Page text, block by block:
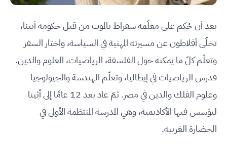
بعد أن حُكم على معلّمه سقراط بالموت من قبل حكومة أثينا،
تخلّى أفلاطون عن مسيرته المهنية في السياسة، واختار السفر
وتعلّم كلّ ما يمكنه حول الفلسفة، الرياضيات، العلوم والدين.
فدرس الرياضيات في إيطاليا، وتعلّم الهندسة والجيولوجيا
وعلوم الفلك والدين في مصر. ثمّ عاد بعد 12 عامًا إلى أثينا
ليؤسس فيها الأكاديمية، وهي المدرسة المنتظمة الأولى في
الحضارة الغربية.